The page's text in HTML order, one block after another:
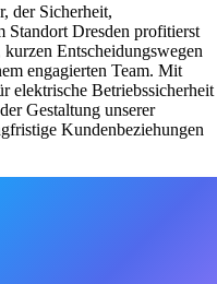
der Sicherheit,
Standort Dresden profitierst
Entscheidungswegen
engagierten Team. Mit
elektrische Betriebssicherheit
Gestaltung unserer
Kundenbeziehungen